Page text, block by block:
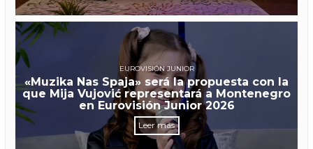
EUROVISIÓN JUNIOR
«Muzika Nas Spaja» será la propuesta con la
que Mija Vujović representará a Montenegro
en Eurovisión Junior 2026
Leer más